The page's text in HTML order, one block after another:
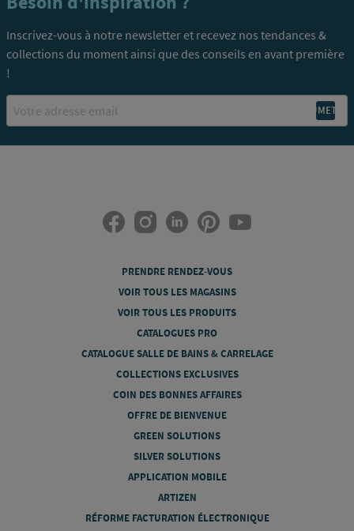
Inscrivez-vous à notre newsletter et recevez nos tendances &
collections du moment ainsi que des conseils en avant première
!
Email
PRENDRE RENDEZ-VOUS
VOIR TOUS LES MAGASINS
VOIR TOUS LES PRODUITS
CATALOGUES PRO
CATALOGUE SALLE DE BAINS & CARRELAGE
COLLECTIONS EXCLUSIVES
COIN DES BONNES AFFAIRES
OFFRE DE BIENVENUE
GREEN SOLUTIONS
SILVER SOLUTIONS
APPLICATION MOBILE
ARTIZEN
RÉFORME FACTURATION ÉLECTRONIQUE